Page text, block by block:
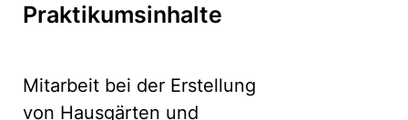
Praktikumsinhalte
Mitarbeit bei der Erstellung
von Hausgärten und